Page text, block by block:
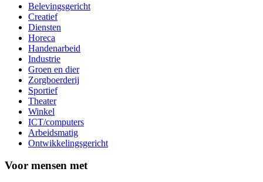
Belevingsgericht
Creatief
Diensten
Horeca
Handenarbeid
Industrie
Groen en dier
Zorgboerderij
Sportief
Theater
Winkel
ICT/computers
Arbeidsmatig
Ontwikkelingsgericht
Voor mensen met